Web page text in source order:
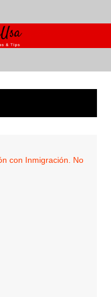
con Inmigración. No